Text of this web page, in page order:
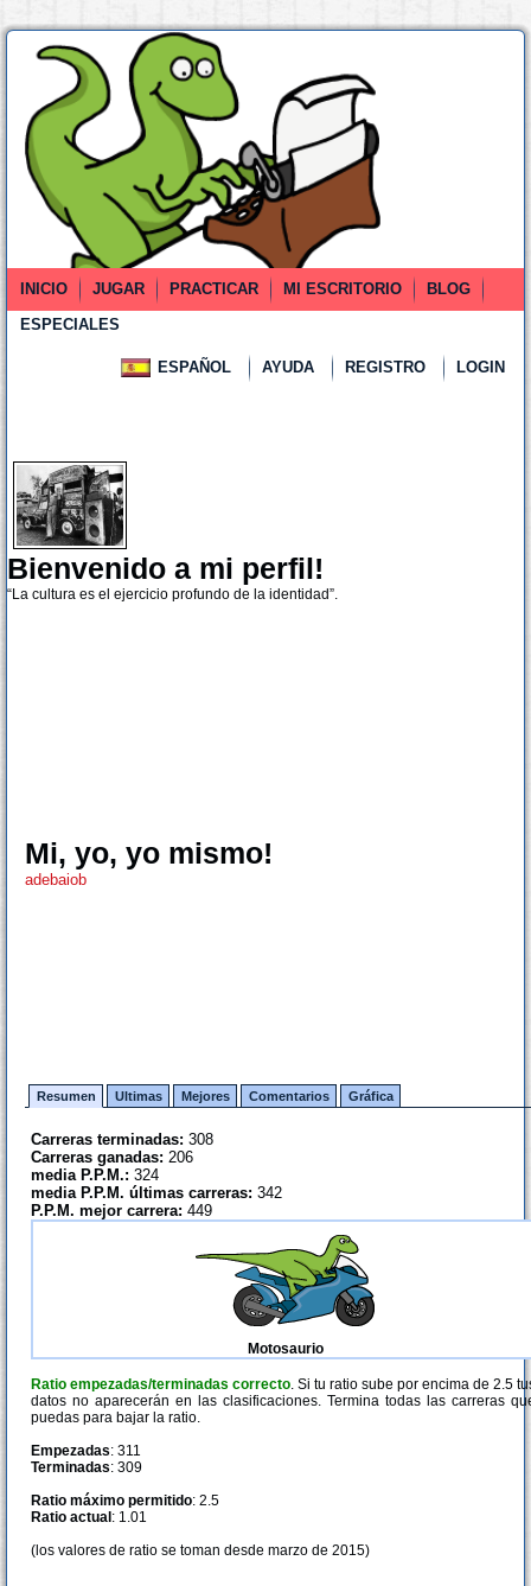
INICIO JUGAR PRACTICAR MI ESCRITORIO
BLOG
ESPECIALES
ESPAÑOL AYUDA REGISTRO LOGIN
Bienvenido a mi perfil!
“La cultura es el ejercicio profundo de la identidad”.
Mi, yo, yo mismo!
adebaiob
Resumen Ultimas Mejores Comentarios Gráfica
Carreras terminadas: 308
Carreras ganadas: 206
media P.P.M.: 324
media P.P.M. últimas carreras: 342
P.P.M. mejor carrera: 449
Motosaurio
Ratio empezadas/terminadas correcto. Si tu ratio sube por encima de 2.5
datos no aparecerán en las clasificaciones. Termina todas las carreras
puedas para bajar la ratio.
Empezadas: 311
Terminadas: 309
Ratio máximo permitido: 2.5
Ratio actual : 1.01
(los valores de ratio se toman desde marzo de 2015)